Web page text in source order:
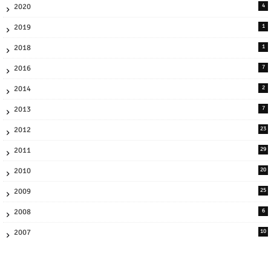
2020 4
2019 1
2018 1
2016 7
2014 2
2013 7
2012 23
2011 29
2010 20
2009 25
2008 6
2007 10